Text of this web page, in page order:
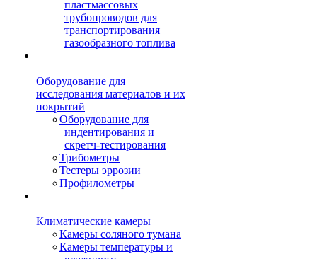
пластмассовых
трубопроводов для
транспортирования
газообразного топлива
Оборудование для
исследования материалов и их
покрытий
Оборудование для
индентирования и
скретч-тестирования
Трибометры
Тестеры эррозии
Профилометры
Климатические камеры
Камеры соляного тумана
Камеры температуры и